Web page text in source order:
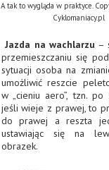
A tak to wygląda w praktyce.
Cyklomaniacy.pl
Jazda na wachlarzu–
przemieszczaniu się
sytuacji osoba na
umożliwić reszcie
w „cieniu aero”, tzn. po
jeśli wieje z prawej, to
do prawej a reszta
ustawiając się na
obrazek.